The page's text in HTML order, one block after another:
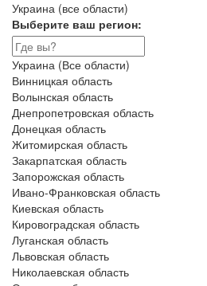
Украина (все области)
Выберите ваш регион:
Украина (Все области)
Винницкая область
Волынская область
Днепропетровская область
Донецкая область
Житомирская область
Закарпатская область
Запорожская область
Ивано-Франковская область
Киевская область
Кировоградская область
Луганская область
Львовская область
Николаевская область